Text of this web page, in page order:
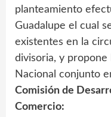
planteamiento
Guadalupe el cual
existentes en la
divisoria, y propone
Nacional conjunto
Comisión de
Comercio: